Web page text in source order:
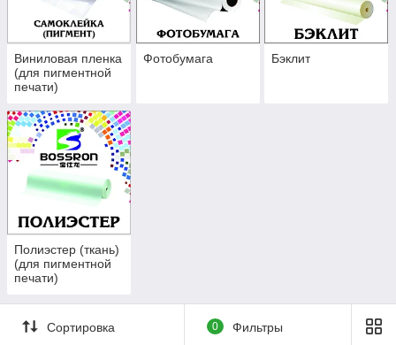
Виниловая пленка
(для пигментной
печати)
Фотобумага Бэклит
Полиэстер (ткань)
(для пигментной
печати)
Сортировка 0 Фильтры